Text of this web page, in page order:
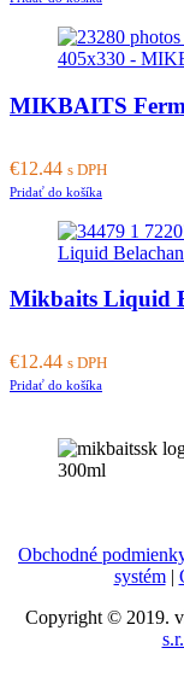
MIKBAITS
€12.44 s DPH
Pridať do košíka
Mikbaits Liquid
€12.44 s DPH
Pridať do košíka
Obchodné
systém|
Copyright © 2019.